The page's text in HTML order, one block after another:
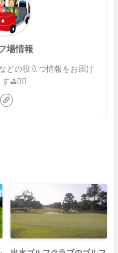
場情報
どの役立つ情報をお届け
す⛳️🏌️‍♂️